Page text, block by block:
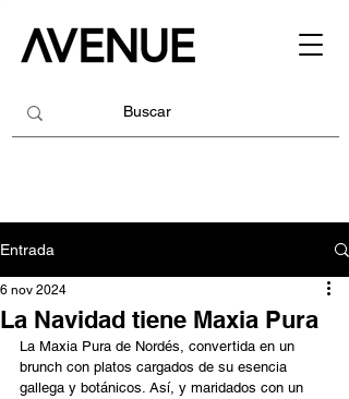
Entrada
La Navidad tiene Maxia Pura
6 nov 2024
La Maxia Pura de Nordés, convertida en un
brunch con platos cargados de su esencia
gallega y botánicos. Así, y maridados con un